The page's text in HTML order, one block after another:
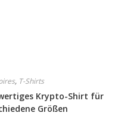
, T-Shirts
Krypto-Shirt für
Größen